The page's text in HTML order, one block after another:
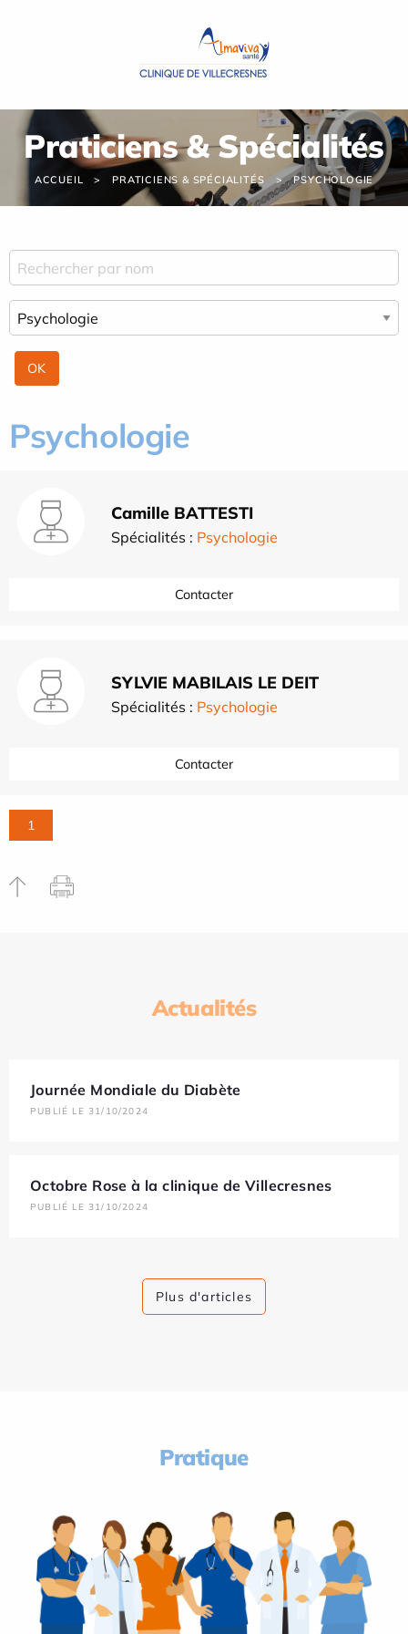
Praticiens & Spécialités
ACCUEIL PRATICIENS & SPÉCIALITÉS PSYCHOLOGIE
Psychologie
Camille BATTESTI
Spécialités : Psychologie
Contacter
SYLVIE MABILAIS LE DEIT
Spécialités : Psychologie
Contacter
1
Actualités
Journée Mondiale du Diabète
PUBLIÉ LE 31/10/2024
Octobre Rose à la clinique de Villecresnes
PUBLIÉ LE 31/10/2024
Plus d'articles
Pratique